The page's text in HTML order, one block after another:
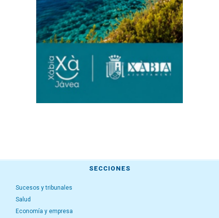
SECCIONES
Sucesos y tribunales
Salud
Economía y empresa